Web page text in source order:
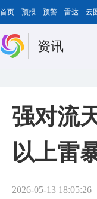
首页 预报 预警 雷达 云
资讯
强对流
以上雷
2026-05-13 18:05:26